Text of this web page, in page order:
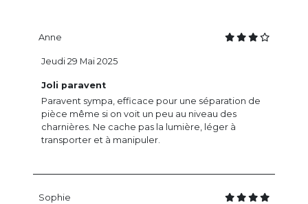
Anne
Joli paravent
Paravent sympa, efficace pour une séparation de
pièce même si on voit un peu au niveau des
charnières. Ne cache pas la lumière, léger à
transporter et à manipuler.
Jeudi 29 Mai 2025
Sophie